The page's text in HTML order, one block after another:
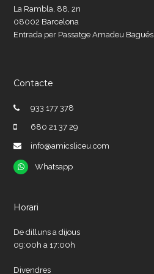
La Rambla, 88, 2n
08002 Barcelona
Entrada per Passatge Amadeu Bagués
Contacte
933 177 378
680 21 37 29
info@amicsliceu.com
Whatsapp
Whatsapp
Horari
De dilluns a dijous
09:00h a 17:00h
Divendres